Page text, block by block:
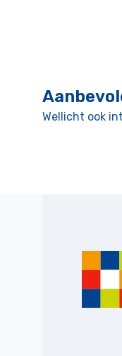
Wellicht ook